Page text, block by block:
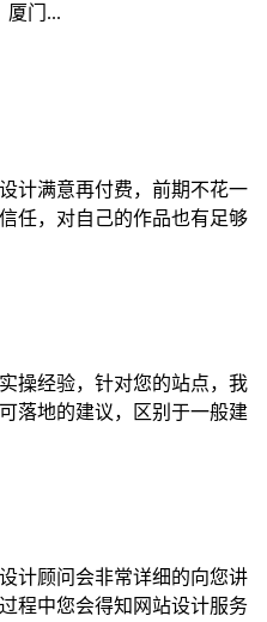
厦门...
计满意再付费，前期不花一
任，对自己的作品也有足够
操经验，针对您的站点，我
落地的建议，区别于一般建
计顾问会非常详细的向您讲
程中您会得知网站设计服务